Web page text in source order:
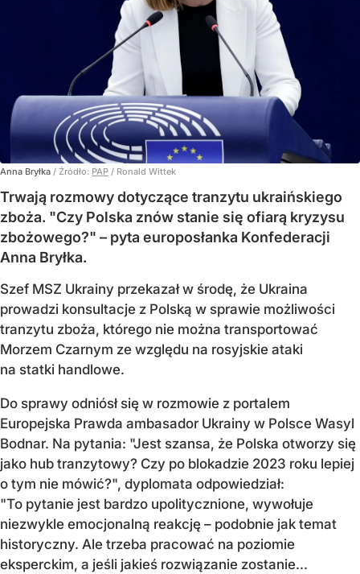
Anna Bryłka / Źródło: PAP / Ronald Wittek
Trwają rozmowy dotyczące tranzytu ukraińskiego
zboża. "Czy Polska znów stanie się ofiarą kryzysu
zbożowego?" – pyta europosłanka Konfederacji
Anna Bryłka.
Szef MSZ Ukrainy przekazał w środę, że Ukraina
prowadzi konsultacje z Polską w sprawie możliwości
tranzytu zboża, którego nie można transportować
Morzem Czarnym ze względu na rosyjskie ataki
na statki handlowe.
Do sprawy odniósł się w rozmowie z portalem
Europejska Prawda ambasador Ukrainy w Polsce Wasyl
Bodnar. Na pytania: "Jest szansa, że Polska otworzy się
jako hub tranzytowy? Czy po blokadzie 2023 roku lepiej
o tym nie mówić?", dyplomata odpowiedział:
"To pytanie jest bardzo upolitycznione, wywołuje
niezwykle emocjonalną reakcję – podobnie jak temat
historyczny. Ale trzeba pracować na poziomie
eksperckim, a jeśli jakieś rozwiązanie zostanie...